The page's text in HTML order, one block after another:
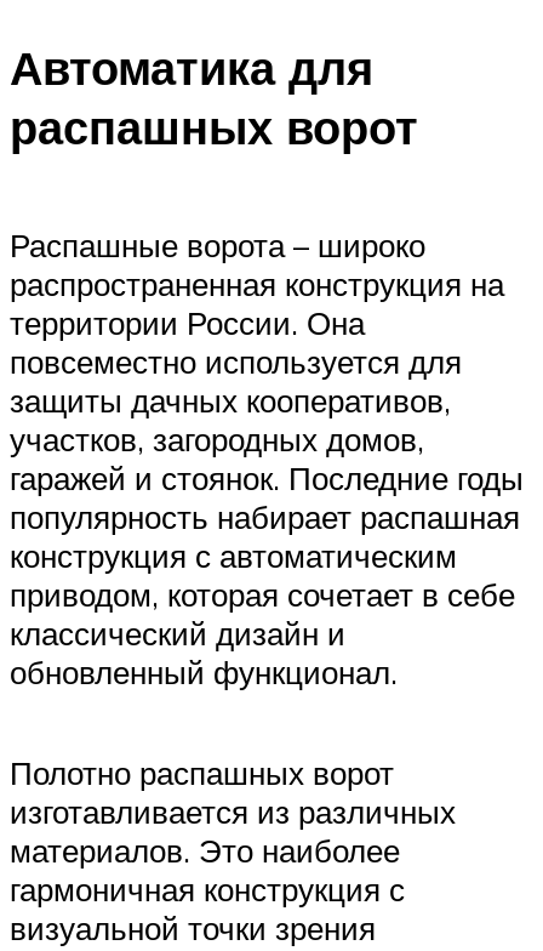
Автоматика для
распашных ворот
Распашные ворота – широко
распространенная конструкция на
территории России. Она
повсеместно используется для
защиты дачных кооперативов,
участков, загородных домов,
гаражей и стоянок. Последние годы
популярность набирает распашная
конструкция с автоматическим
приводом, которая сочетает в себе
классический дизайн и
обновленный функционал.
Полотно распашных ворот
изготавливается из различных
материалов. Это наиболее
гармоничная конструкция с
визуальной точки зрения